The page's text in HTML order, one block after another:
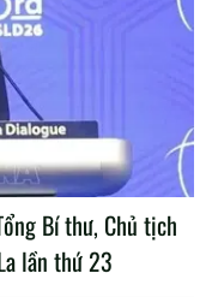
Bí thư, Chủ tịch
lần thứ 23